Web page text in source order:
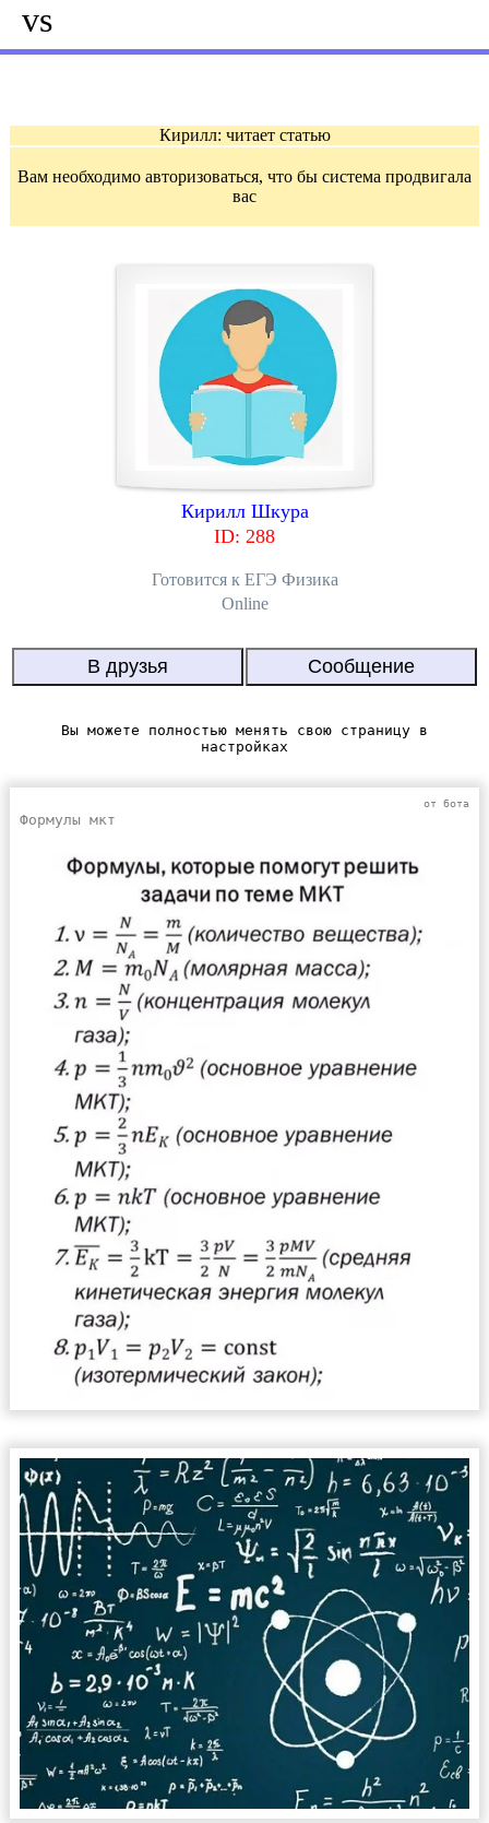
vs
Кирилл: читает статью
Вам необходимо авторизоваться, что бы система продвигала
вас
Кирилл Шкура
ID: 288
Готовится к EГЭ Физика
Online
Вы можете полностью менять свою страницу в
настройках
от бота
Формулы мкт